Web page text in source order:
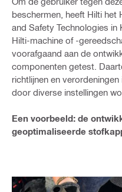
beschermen, heeft Hilti het
and Safety Technologies in
Hilti-machine of -
voorafgaand aan de
componenten getest.
richtlijnen en
door diverse instellingen
Een voorbeeld: de
geoptimaliseerde